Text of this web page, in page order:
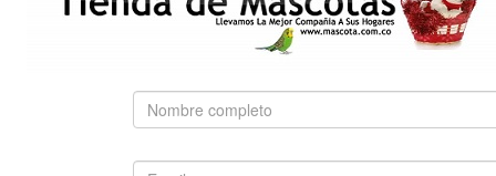
ROYAL CANIN